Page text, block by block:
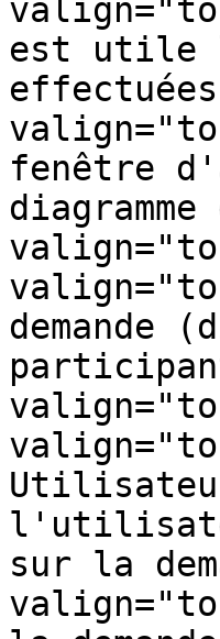
est utile
fenêtre
demande
sur la